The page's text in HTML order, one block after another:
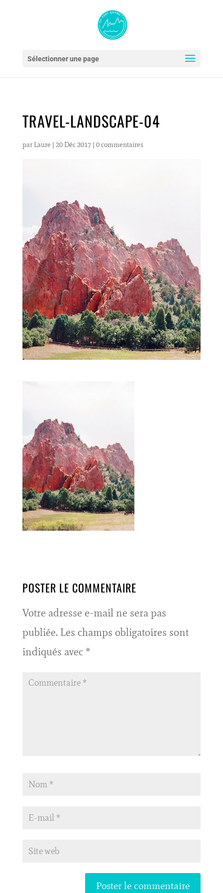
Sélectionner une page
TRAVEL-LANDSCAPE-04
par Laure | 20 Déc 2017| 0 commentaires
POSTER LE COMMENTAIRE
Votre adresse e-mail ne sera pas
publiée. Les champs obligatoires sont
indiqués avec *